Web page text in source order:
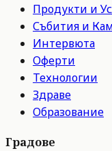
Продукти и
Събития и
Интервюта
Оферти
Технологии
Здраве
Образование
Градове